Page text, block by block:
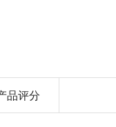
品评分